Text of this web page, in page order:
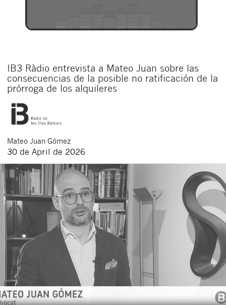
IB3 Ràdio entrevista a Mateo Juan sobre las
consecuencias de la posible no ratificación de la
prórroga de los alquileres
Mateo Juan Gómez
30 de April de 2026